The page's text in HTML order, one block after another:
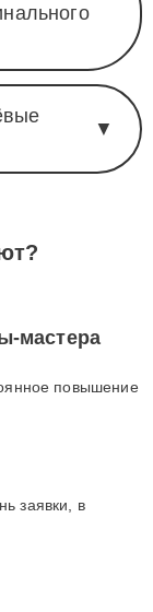
▼
мастера
повышение
заявки, в